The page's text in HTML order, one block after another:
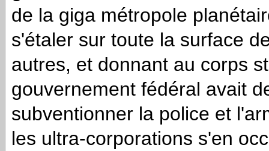
de la giga métropole
s'étaler sur toute la surface
autres, et donnant au corps
gouvernement fédéral avait
subventionner la police et
les ultra-corporations s'en